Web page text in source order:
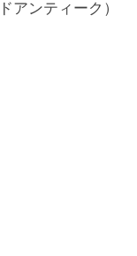
アンティーク）